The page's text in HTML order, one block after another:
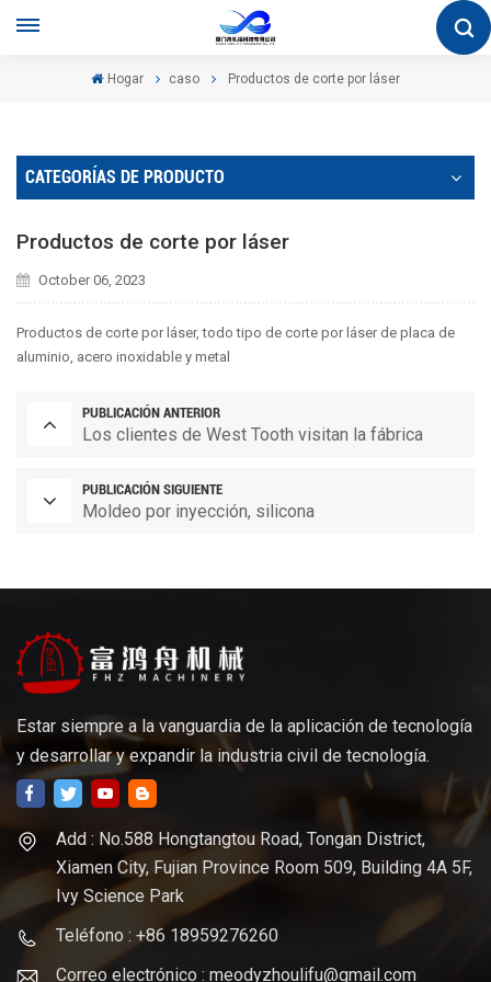
Hogar caso Productos de corte por láser
CATEGORÍAS DE PRODUCTO
Productos de corte por láser
October 06, 2023
Productos de corte por láser, todo tipo de corte por láser de placa de
aluminio, acero inoxidable y metal
PUBLICACIÓN ANTERIOR
Los clientes de West Tooth visitan la fábrica
PUBLICACIÓN SIGUIENTE
Moldeo por inyección, silicona
Estar siempre a la vanguardia de la aplicación de tecnología
y desarrollar y expandir la industria civil de tecnología.
Add : No.588 Hongtangtou Road, Tongan District,
Xiamen City, Fujian Province Room 509, Building 4A 5F,
Ivy Science Park
Teléfono : +86 18959276260
Correo electrónico : meodyzhoulifu@gmail.com